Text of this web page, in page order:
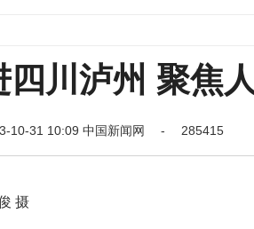
川泸州 聚焦
10-31 10:09 中国新闻网 - 285415
摄